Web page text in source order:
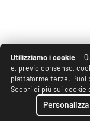
Utilizziamo i cookie—
e, previo consenso,
piattaforme terze. Puoi
Scopri di più sui cookie
Personalizza